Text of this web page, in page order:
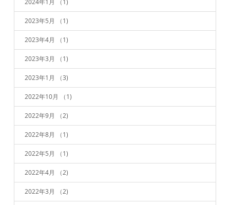
2024年1月 （1)
2023年5月 （1)
2023年4月 （1)
2023年3月 （1)
2023年1月 （3)
2022年10月 （1)
2022年9月 （2)
2022年8月 （1)
2022年5月 （1)
2022年4月 （2)
2022年3月 （2)